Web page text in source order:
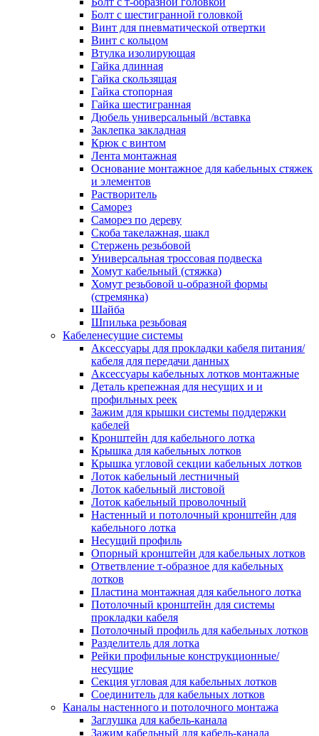
канала
Перегородка разделительная для
настенного кабель-канала
Переходник для кабель-канала
Поворот для кабель-канала
Поворот для настенного кабель-
Рамка для ввода настенного
канала в стену/потолок/щит
Соединитель на стык для
кабель-канала
Соединитель/накладка на стык для
кабель-канала
Угол внешний для кабель-канала
Угол внешний для настенного
канала
Угол т-образный для кабель-
Колодки клеммные
Аксессуары для клеммной
Колодка заземления клеммная
Нулевая шина
Одно-многополюсная клеммная
разделительная для клеммной
Проходная клеммная колодка
Торцевая клемма клеммной
Короба кабельные
Короб распределительный
Материал монтажный
Держатель кабельный зажимной
Зажим балочный
Зажим/клипса для крепления труб
Скоба крепежная
Скоба с гвоздем
Соединитель провода
Материалы для подключения
Аксессуары для
коробок/корпусов для монтажа в
и в потолке
Зажим безвинтовой клеммный
Коробка клеммная
Коробка распределительная для
Крышка для распределительной
коробки/корпуса для монтажа в
в потолке
Распределительная коробка/
монтажа в стене и в потолке
Распределительная коробка/
Система электромонтажных колонн
Электромонтажная колонна
Системы ввода для кабелей и проводов
Ввод кабельный/сальник
Уплотнитель для кабельного
Болт с шестигранной головкой
Винт для пневматической отвертки
Винт с кольцом
Втулка изолирующая
Гайка длинная
Гайка скользящая
Гайка стопорная
Гайка шестигранная
Дюбель универсальный /вставка
Заклепка закладная
Крюк с винтом
Лента монтажная
Основание монтажное для кабельных стяжек
и элементов
Растворитель
Саморез
Саморез по дереву
Скоба такелажная, шакл
Стержень резьбовой
Универсальная троссовая подвеска
Хомут кабельный (стяжка)
Хомут резьбовой u-образной формы
(стремянка)
Шайба
Шпилька резьбовая
Кабеленесущие системы
Аксессуары для прокладки кабеля питания/
кабеля для передачи данных
Аксессуары кабельных лотков монтажные
Деталь крепежная для несущих и и
профильных реек
Зажим для крышки системы поддержки
кабелей
Кронштейн для кабельного лотка
Крышка для кабельных лотков
Крышка угловой секции кабельных лотков
Лоток кабельный лестничный
Лоток кабельный листовой
Лоток кабельный проволочный
Настенный и потолочный кронштейн для
кабельного лотка
Несущий профиль
Опорный кронштейн для кабельных лотков
Ответвление т-образное для кабельных
лотков
Пластина монтажная для кабельного лотка
Потолочный кронштейн для системы
прокладки кабеля
Потолочный профиль для кабельных лотков
Разделитель для лотка
Рейки профильные конструкционные/
несущие
Секция угловая для кабельных лотков
Соединитель для кабельных лотков
Каналы настенного и потолочного монтажа
Заглушка для кабель-канала
Зажим кабельный для кабель-канала